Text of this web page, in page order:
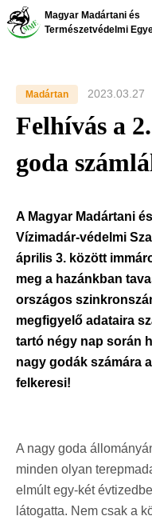
Skip
to
Magyar Madártani és
Természetvédelmi
Madártan 2023.03.27
Felhívás a
goda
A Magyar Madártani
Vízimadár-védelmi
április 3. között
meg a hazánkban
országos
megfigyelő adataira
tartó négy nap során
nagy godák számára
felkeresi!
A nagy goda
minden olyan
elmúlt egy-két
látogatta. Nem csak a